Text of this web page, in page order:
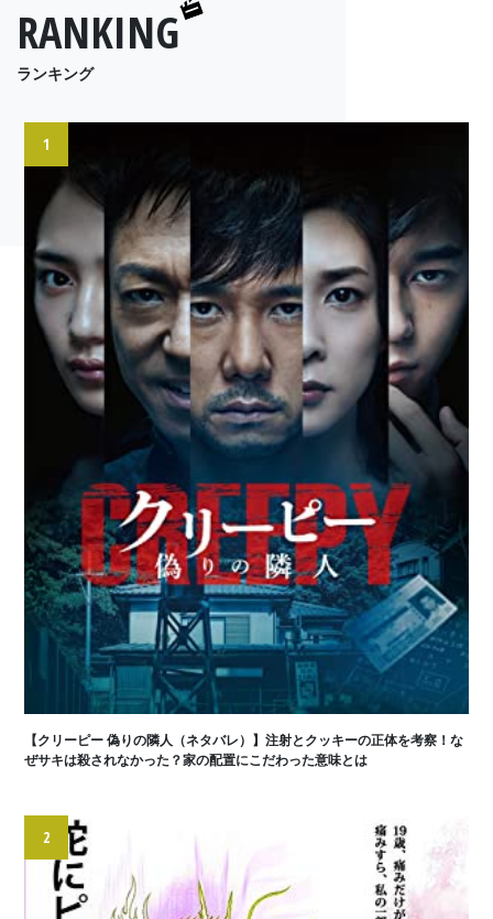
RANKING
ランキング
1
【クリーピー 偽りの隣人（ネタバレ）】注射とクッキーの正体を考察！な
ぜサキは殺されなかった？家の配置にこだわった意味とは
2